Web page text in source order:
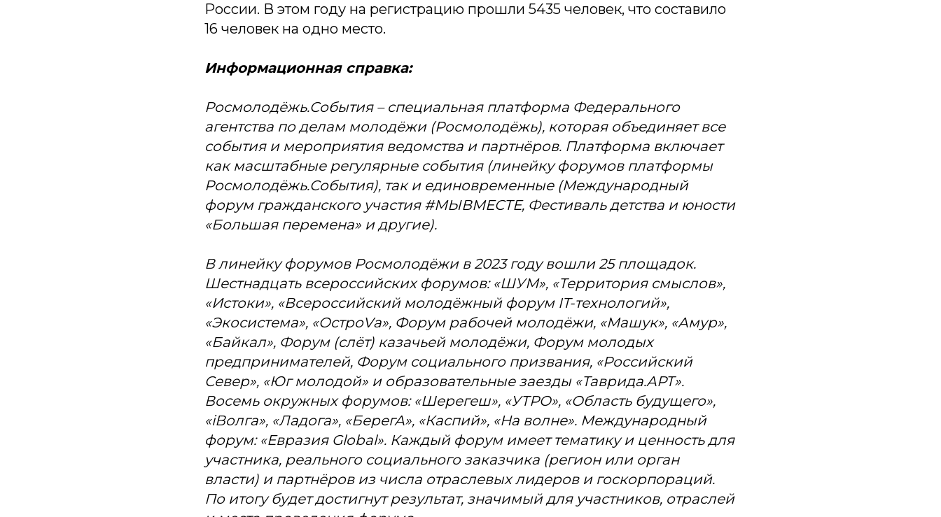
России. В этом году на регистрацию прошли 5435 человек, что составило
16 человек на одно место.
Информационная справка:
Росмолодёжь.События – специальная платформа Федерального
агентства по делам молодёжи (Росмолодёжь), которая объединяет все
события и мероприятия ведомства и партнёров. Платформа включает
как масштабные регулярные события (линейку форумов платформы
Росмолодёжь.События), так и единовременные (Международный
форум гражданского участия #МЫВМЕСТЕ, Фестиваль детства и юности
«Большая перемена» и другие).
В линейку форумов Росмолодёжи в 2023 году вошли 25 площадок.
Шестнадцать всероссийских форумов: «ШУМ», «Территория смыслов»,
«Истоки», «Всероссийский молодёжный форум IT-технологий»,
«Экосистема», «ОстроVа», Форум рабочей молодёжи, «Машук», «Амур»,
«Байкал», Форум (слёт) казачьей молодёжи, Форум молодых
предпринимателей, Форум социального призвания, «Российский
Север», «Юг молодой» и образовательные заезды «Таврида.АРТ».
Восемь окружных форумов: «Шерегеш», «УТРО», «Область будущего»,
«iВолга», «Ладога», «БерегА», «Каспий», «На волне». Международный
форум: «Евразия Global». Каждый форум имеет тематику и ценность для
участника, реального социального заказчика (регион или орган
власти) и партнёров из числа отраслевых лидеров и госкорпораций.
По итогу будет достигнут результат, значимый для участников, отраслей